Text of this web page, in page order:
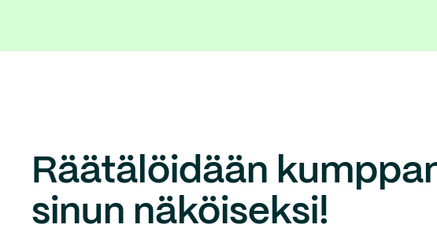
Räätälöidään
sinun näköiseksi!